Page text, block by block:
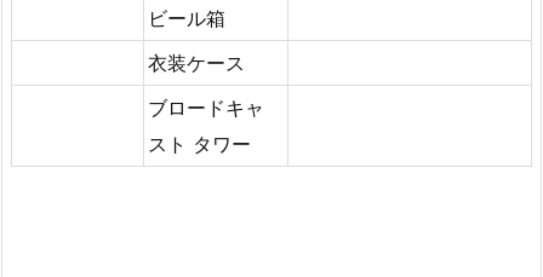
ビール箱
衣装ケース
ブロードキャ
スト タワー